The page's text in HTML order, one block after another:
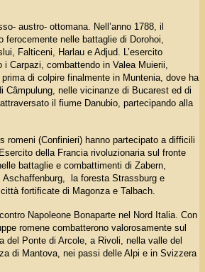
austro- ottomana. Nell’anno 1788, il
ferocemente nelle battaglie di Dorohoi,
Falticeni, Harlau e Adjud. L’esercito
Carpazi, combattendo in Valea Muierii,
di colpire finalmente in Muntenia, dove ha
Câmpulung, nelle vicinanze di Bucarest ed di
il fiume Danubio, partecipando alla
romeni (Confinieri) hanno partecipato a difficili
della Francia rivoluzionaria sul fronte
battaglie e combattimenti di Zabern,
Aschaffenburg, la foresta Strassburg e
fortificate di Magonza e Talbach.
Napoleone Bonaparte nel Nord Italia. Con
romene combatterono valorosamente sul
del Ponte di Arcole, a Rivoli, nella valle del
di Mantova, nei passi delle Alpi e in Svizzera